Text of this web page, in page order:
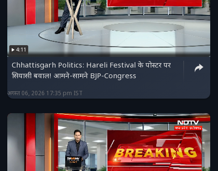
4:11
Chhattisgarh Politics: Hareli Festival के पोस्टर पर
सियासी बवाल! आमने-सामने BJP-Congress
अगस्त 06, 2026 17:35 pm IST